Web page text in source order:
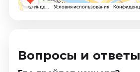
Вопросы и ответы